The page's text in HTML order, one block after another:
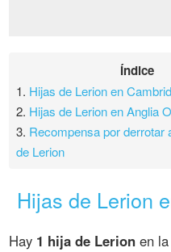
Índice
1. Hijas de Lerion en
2. Hijas de Lerion en Anglia
3. Recompensa por derrotar
de Lerion
Hijas de Lerion
Hay 1 hija de Lerion en